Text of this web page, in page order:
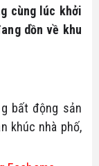
cùng lúc khởi
dồn về khu
bất động sản
khúc nhà phố,